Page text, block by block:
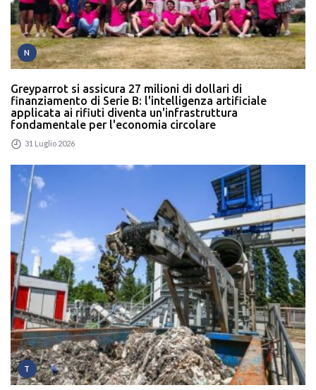
N
Greyparrot si assicura 27 milioni di dollari di
finanziamento di Serie B: l'intelligenza artificiale
applicata ai rifiuti diventa un'infrastruttura
fondamentale per l'economia circolare
31 Luglio 2026
T